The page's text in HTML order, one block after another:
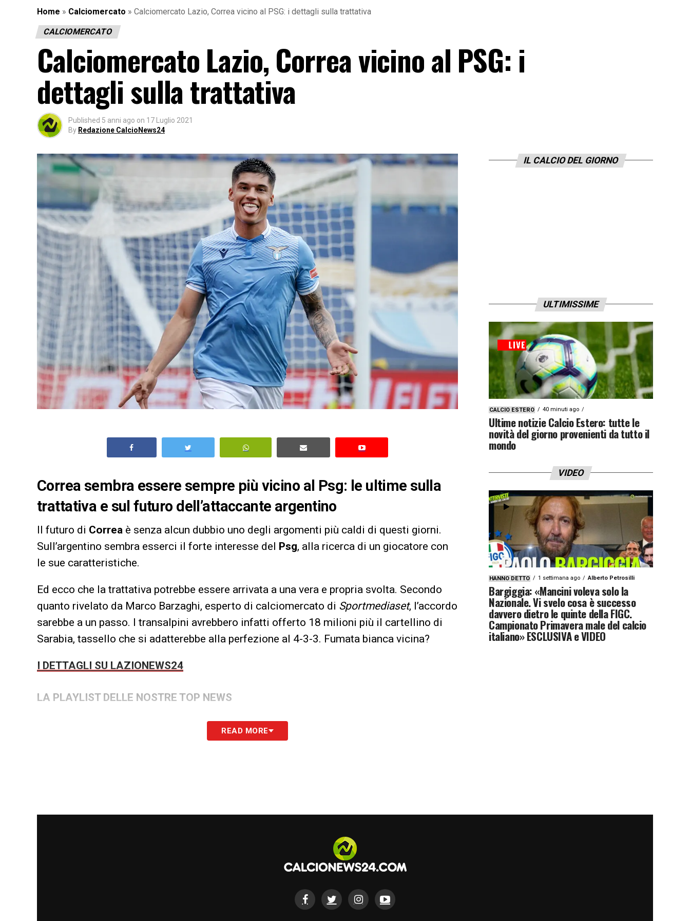
Home » Calciomercato » Calciomercato Lazio, Correa vicino al PSG: i dettagli sulla trattativa
CALCIOMERCATO
Calciomercato Lazio, Correa vicino al PSG: i
dettagli sulla trattativa
Published 5 anni ago on 17 Luglio 2021
By Redazione CalcioNews24
Correa sembra essere sempre più vicino al Psg: le ultime sulla
trattativa e sul futuro dell’attaccante argentino
Il futuro di Correa è senza alcun dubbio uno degli argomenti più caldi di questi giorni.
Sull’argentino sembra esserci il forte interesse del Psg, alla ricerca di un giocatore con
le sue caratteristiche.
Ed ecco che la trattativa potrebbe essere arrivata a una vera e propria svolta. Secondo
quanto rivelato da Marco Barzaghi, esperto di calciomercato di Sportmediaset, l’accordo
sarebbe a un passo. I transalpini avrebbero infatti offerto 18 milioni più il cartellino di
Sarabia, tassello che si adatterebbe alla perfezione al 4-3-3. Fumata bianca vicina?
I DETTAGLI SU LAZIONEWS24
LA PLAYLIST DELLE NOSTRE TOP NEWS
READ MORE
IL CALCIO DEL GIORNO
ULTIMISSIME
CALCIO ESTERO 40 minuti ago
Ultime notizie Calcio Estero: tutte le
novità del giorno provenienti da tutto il
mondo
VIDEO
HANNO DETTO 1 settimana ago Alberto Petrosilli
Bargiggia: «Mancini voleva solo la
Nazionale. Vi svelo cosa è successo
davvero dietro le quinte della FIGC.
Campionato Primavera male del calcio
italiano» ESCLUSIVA e VIDEO